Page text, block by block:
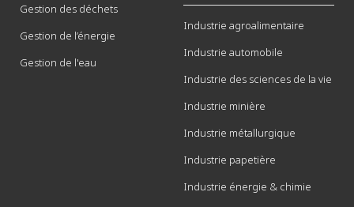
Gestion des déchets
Gestion de l’énergie
Gestion de l'eau
Industrie agroalimentaire
Industrie automobile
Industrie des sciences de la vie
Industrie minière
Industrie métallurgique
Industrie papetière
Industrie énergie & chimie